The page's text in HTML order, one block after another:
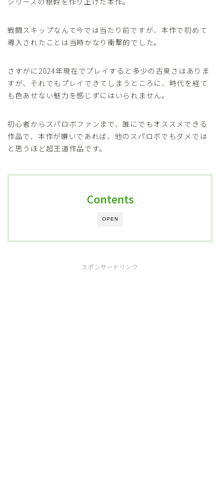
戦闘スキップなんて今では当たり前ですが、本作で初めて
導入されたことは当時かなり衝撃的でした。
さすがに2024年現在でプレイすると多少の古臭さはありま
すが、それでもプレイできてしまうところに、時代を経て
も色あせない魅力を感じずにはいられません。
初心者からスパロボファンまで、誰にでもオススメできる
作品で、本作が嫌いであれば、他のスパロボでもダメでは
と思うほど超王道作品です。
OPEN
Contents
スポンサードリンク